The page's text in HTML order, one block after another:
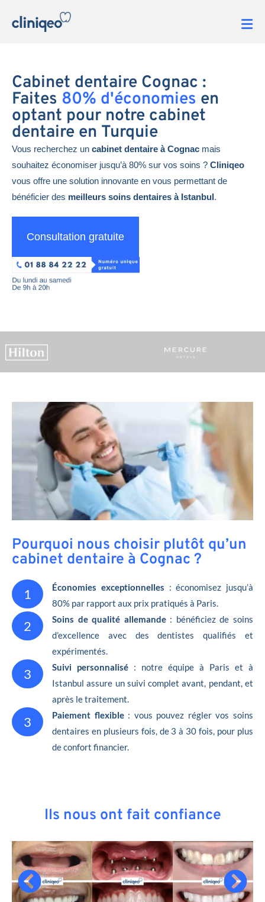
Cabinet dentaire Cognac :
Faites 80% d'économies en
optant pour notre cabinet
dentaire en Turquie
Vous recherchez un cabinet dentaire à Cognac mais
souhaitez économiser jusqu’à 80% sur vos soins ? Cliniqeo
vous offre une solution innovante en vous permettant de
bénéficier des meilleurs soins dentaires à Istanbul.
Consultation gratuite
Pourquoi nous choisir plutôt qu’un
cabinet dentaire à Cognac ?
1 Économies exceptionnelles : économisez jusqu’à
80% par rapport aux prix pratiqués à Paris.
2 Soins de qualité allemande: bénéficiez de soins
d’excellence avec des dentistes qualifiés et
expérimentés.
3 Suivi personnalisé : notre équipe à Paris et à
Istanbul assure un suivi complet avant, pendant, et
après le traitement.
3 Paiement flexible: vous pouvez régler vos soins
dentaires en plusieurs fois, de 3 à 30 fois, pour plus
de confort financier.
Ils nous ont fait confiance